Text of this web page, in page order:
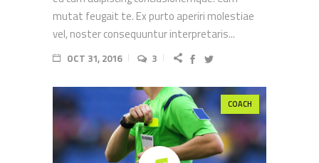
mutat feugait te. Ex purto aperiri molestiae
vel, noster consequuntur interpretaris...
OCT 31, 2016 3
COACH